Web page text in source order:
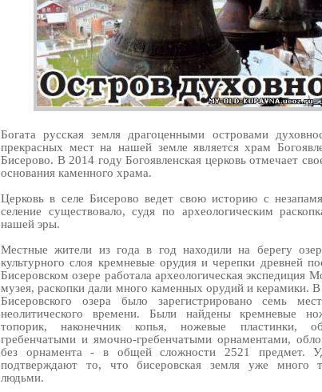
Богата русская земля драгоценными островами
прекрасных мест на нашей земле является храм
Бисерово. В 2014 году Богоявленская церковь отмечает
основания каменного храма.
Церковь в селе Бисерово ведет свою историю с
селение существовало, судя по археологическим
нашей эры.
Местные жители из года в год находили на берегу
культурного слоя кремневые орудия и черепки древней
Бисеровском озере работала археологическая экспедиция
музея, раскопки дали много каменных орудий и керамики. В
Бисеровского озера было зарегистрировано семь
неолитического времени. Были найдены кремневые
топорик, наконечник копья, ножевые пластинки,
гребенчатыми и ямочно-гребенчатыми орнаментами,
без орнамента - в общей сложности 2521 предмет.
подтверждают то, что бисеровская земля уже много
людьми.